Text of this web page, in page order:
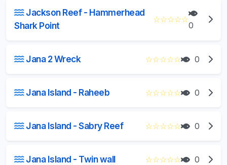
Jackson Reef - Hammerhead
Shark Point
☆☆☆☆☆
0
Jana 2 Wreck ☆☆☆☆☆ 0
Jana Island - Raheeb ☆☆☆☆☆ 0
Jana Island - Sabry Reef ☆☆☆☆☆ 0
Jana Island - Twin wall ☆☆☆☆☆ 0